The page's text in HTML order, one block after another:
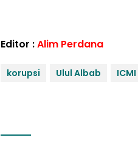
Editor :Alim Perdana
korupsi Ulul Albab ICMI